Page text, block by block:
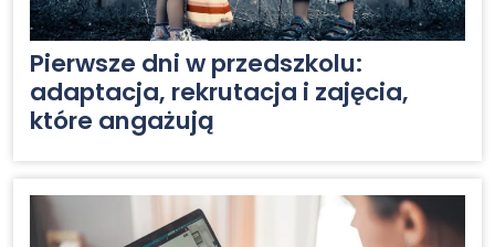
Pierwsze dni w przedszkolu:
adaptacja, rekrutacja i zajęcia,
które angażują